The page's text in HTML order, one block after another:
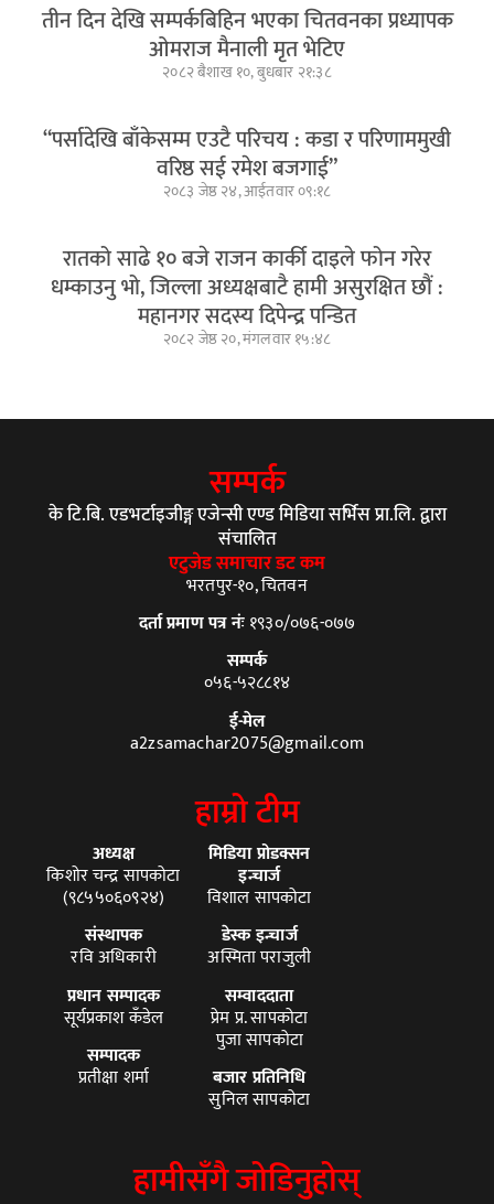
तीन दिन देखि सम्पर्कबिहिन भएका चितवनका प्रध्यापक
ओमराज मैनाली मृत भेटिए
२०८२ बैशाख १०, बुधबार २१:३८
“पर्सादेखि बाँकेसम्म एउटै परिचय : कडा र परिणाममुखी
वरिष्ठ सई रमेश बजगाई”
२०८३ जेष्ठ २४, आईतवार ०९:१८
रातको साढे १० बजे राजन कार्की दाइले फोन गरेर
धम्काउनु भो, जिल्ला अध्यक्षबाटै हामी असुरक्षित छौं :
महानगर सदस्य दिपेन्द्र पन्डित
२०८२ जेष्ठ २०, मंगलवार १५:४८
सम्पर्क
के टि.बि. एडभर्टाइजीङ्ग एजेन्सी एण्ड मिडिया सर्भिस प्रा.लि. द्वारा
संचालित
एटुजेड समाचार डट कम
भरतपुर-१०, चितवन
दर्ता प्रमाण पत्र नंः१९३०/०७६-०७७
सम्पर्क
०५६-५२८८१४
ई-मेल
a2zsamachar2075@gmail.com
हाम्रो टीम
अध्यक्ष
किशोर चन्द्र सापकोटा
(९८५५०६०९२४)
संस्थापक
रवि अधिकारी
प्रधान सम्पादक
सूर्यप्रकाश कँडेल
सम्पादक
प्रतीक्षा शर्मा
मिडिया प्रोडक्सन
इन्चार्ज
विशाल सापकोटा
डेस्क इन्चार्ज
अस्मिता पराजुली
सम्वाददाता
प्रेम प्र. सापकोटा
पुजा सापकोटा
बजार प्रतिनिधि
सुनिल सापकोटा
हामीसँगै जोडिनुहोस्